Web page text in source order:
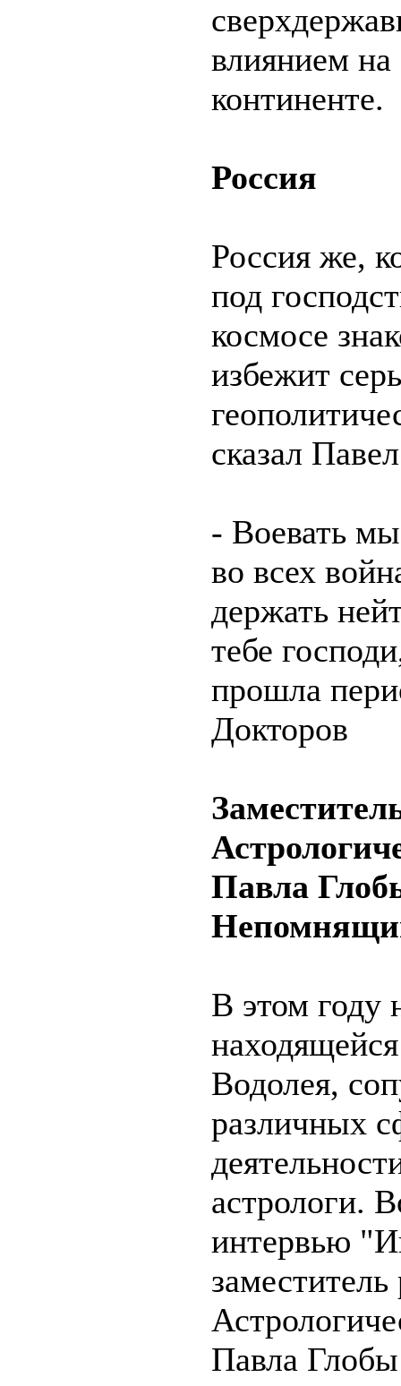
влиянием на
континенте.
Россия
Россия же,
под
космосе
избежит
сказал
- Воевать
во всех
держать
тебе
прошла
Докторов
Павла
В этом году
Водолея,
различных
астрологи.
интервью
заместитель
Павла